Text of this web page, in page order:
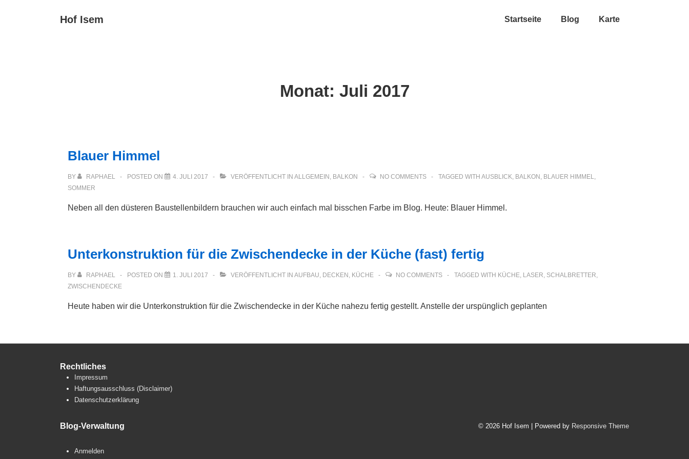
Hof Isem Startseite Blog Karte
Monat: Juli 2017
Blauer Himmel
BY RAPHAEL POSTED ON 4. JULI 2017 VERÖFFENTLICHT IN ALLGEMEIN , BALKON NO COMMENTS TAGGED WITH AUSBLICK, BALKON , BLAUER HIMMEL,
SOMMER
Neben all den düsteren Baustellenbildern brauchen wir auch einfach mal bisschen Farbe im Blog. Heute: Blauer Himmel.
Unterkonstruktion für die Zwischendecke in der Küche (fast) fertig
BY RAPHAEL POSTED ON 1. JULI 2017 VERÖFFENTLICHT IN AUFBAU, DECKEN , KÜCHE NO COMMENTS TAGGED WITH KÜCHE, LASER, SCHALBRETTER,
ZWISCHENDECKE
Heute haben wir die Unterkonstruktion für die Zwischendecke in der Küche nahezu fertig gestellt. Anstelle der urspünglich geplanten
Rechtliches
Impressum
Haftungsausschluss (Disclaimer)
Datenschutzerklärung
Blog-Verwaltung
Anmelden
© 2026 Hof Isem | Powered by Responsive Theme